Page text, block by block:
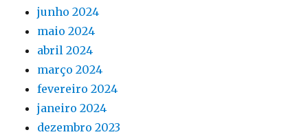
junho 2024
maio 2024
abril 2024
março 2024
fevereiro 2024
janeiro 2024
dezembro 2023